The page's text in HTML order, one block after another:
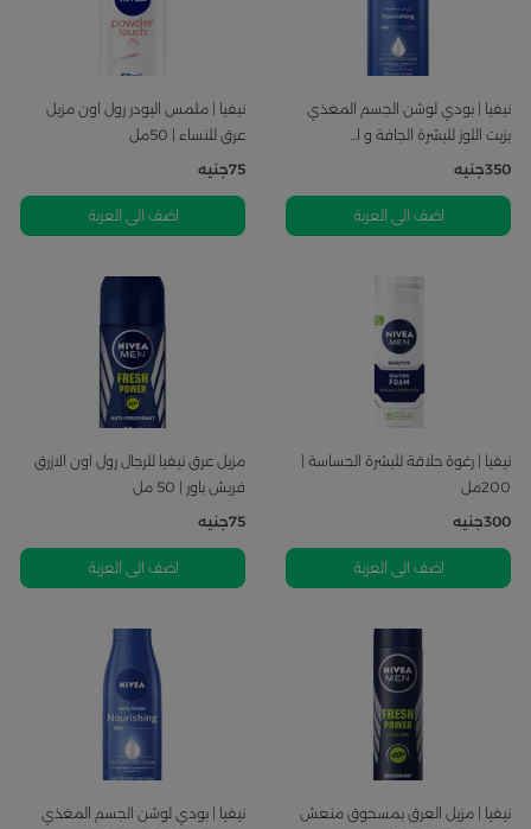
نيفيا | بودي لوشن الجسم المغذي
بزيت اللوز للبشرة الجافة و ا...
350جنيه
اضف الى العربة
نيفيا | ملمس البودر رول اون مزيل
عرق للنساء | 50مل
75جنيه
اضف الى العربة
نيفيا | رغوة حلاقة للبشرة الحساسة |
200مل
300جنيه
اضف الى العربة
مزيل عرق نيفيا للرجال رول اون الازرق
فريش باور | 50 مل
75جنيه
اضف الى العربة
نيفيا | مزيل العرق بمسحوق منعش
نيفيا | بودي لوشن الجسم المغذي